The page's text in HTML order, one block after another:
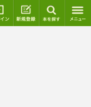
ログイン 新規登録